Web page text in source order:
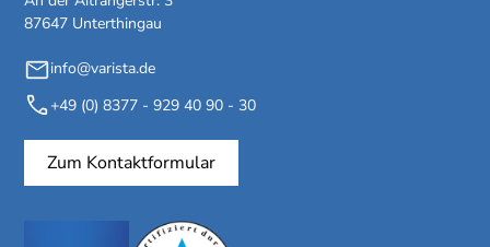
87647 Unterthingau
info@varista.de
+49 (0) 8377 - 929 40 90 - 30
Zum Kontaktformular